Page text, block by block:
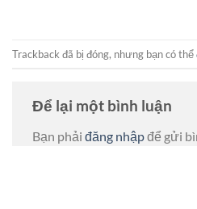
Trackback đã bị đóng, nhưng bạn có thể
Để lại một bình luận
Bạn phải đăng nhậpđể gửi